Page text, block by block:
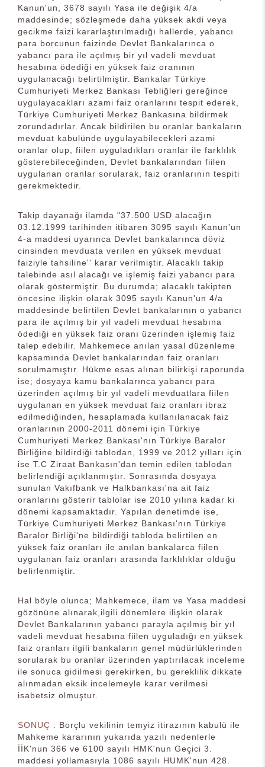
Kanun'un, 3678 sayılı Yasa ile değişik 4/a
maddesinde; sözleşmede daha yüksek akdi veya
gecikme faizi kararlaştırılmadığı hallerde, yabancı
para borcunun faizinde Devlet Bankalarınca o
yabancı para ile açılmış bir yıl vadeli mevduat
hesabına ödediği en yüksek faiz oranının
uygulanacağı belirtilmiştir. Bankalar Türkiye
Cumhuriyeti Merkez Bankası Tebliğleri gereğince
uygulayacakları azami faiz oranlarını tespit ederek,
Türkiye Cumhuriyeti Merkez Bankasına bildirmek
zorundadırlar. Ancak bildirilen bu oranlar bankaların
mevduat kabulünde uygulayabilecekleri azami
oranlar olup, fiilen uyguladıkları oranlar ile farklılık
gösterebileceğinden, Devlet bankalarından fiilen
uygulanan oranlar sorularak, faiz oranlarının tespiti
gerekmektedir.
Takip dayanağı ilamda "37.500 USD alacağın
03.12.1999 tarihinden itibaren 3095 sayılı Kanun'un
4-a maddesi uyarınca Devlet bankalarınca döviz
cinsinden mevduata verilen en yüksek mevduat
faiziyle tahsiline'' karar verilmiştir. Alacaklı takip
talebinde asıl alacağı ve işlemiş faizi yabancı para
olarak göstermiştir. Bu durumda; alacaklı takipten
öncesine ilişkin olarak 3095 sayılı Kanun'un 4/a
maddesinde belirtilen Devlet bankalarının o yabancı
para ile açılmış bir yıl vadeli mevduat hesabına
ödediği en yüksek faiz oranı üzerinden işlemiş faiz
talep edebilir. Mahkemece anılan yasal düzenleme
kapsamında Devlet bankalarından faiz oranları
sorulmamıştır. Hükme esas alınan bilirkişi raporunda
ise; dosyaya kamu bankalarınca yabancı para
üzerinden açılmış bir yıl vadeli mevduatlara fiilen
uygulanan en yüksek mevduat faiz oranları ibraz
edilmediğinden, hesaplamada kullanılanacak faiz
oranlarının 2000-2011 dönemi için Türkiye
Cumhuriyeti Merkez Bankası'nın Türkiye Baralor
Birliğine bildirdiği tablodan, 1999 ve 2012 yılları için
ise T.C Ziraat Bankasın'dan temin edilen tablodan
belirlendiği açıklanmıştır. Sonrasında dosyaya
sunulan Vakıfbank ve Halkbankası'na ait faiz
oranlarını gösterir tablolar ise 2010 yılına kadar ki
dönemi kapsamaktadır. Yapılan denetimde ise,
Türkiye Cumhuriyeti Merkez Bankası'nın Türkiye
Baralor Birliği'ne bildirdiği tabloda belirtilen en
yüksek faiz oranları ile anılan bankalarca fiilen
uygulanan faiz oranları arasında farklılıklar olduğu
belirlenmiştir.
Hal böyle olunca; Mahkemece, ilam ve Yasa maddesi
gözönüne alınarak,ilgili dönemlere ilişkin olarak
Devlet Bankalarının yabancı parayla açılmış bir yıl
vadeli mevduat hesabına fiilen uyguladığı en yüksek
faiz oranları ilgili bankaların genel müdürlüklerinden
sorularak bu oranlar üzerinden yaptırılacak inceleme
ile sonuca gidilmesi gerekirken, bu gereklilik dikkate
alınmadan eksik incelemeyle karar verilmesi
isabetsiz olmuştur.
SONUÇ : Borçlu vekilinin temyiz itirazının kabulü ile
Mahkeme kararının yukarıda yazılı nedenlerle
İİK'nun 366 ve 6100 sayılı HMK'nun Geçici 3.
maddesi yollamasıyla 1086 sayılı HUMK'nun 428.